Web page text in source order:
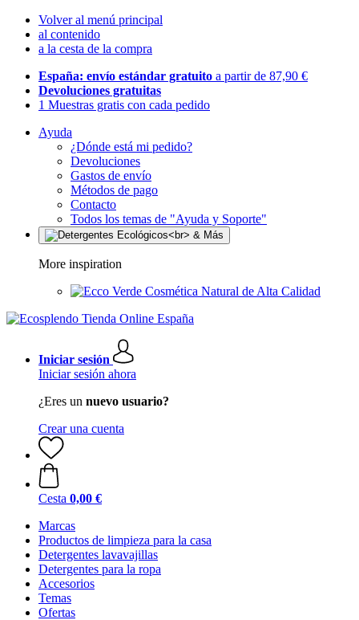
Volver al menú principal
al contenido
a la cesta de la compra
España: envío estándar gratuito a partir de 87,90 €
Devoluciones gratuitas
1 Muestras gratis con cada pedido
Ayuda
¿Dónde está mi pedido?
Devoluciones
Gastos de envío
Métodos de pago
Contacto
Todos los temas de "Ayuda y Soporte"
More inspiration
Cosmética Natural de Alta Calidad
Iniciar sesión
Iniciar sesión ahora
¿Eres un nuevo usuario?
Crear una cuenta
Cesta 0,00 €
Marcas
Productos de limpieza para la casa
Detergentes lavavajillas
Detergentes para la ropa
Accesorios
Temas
Ofertas